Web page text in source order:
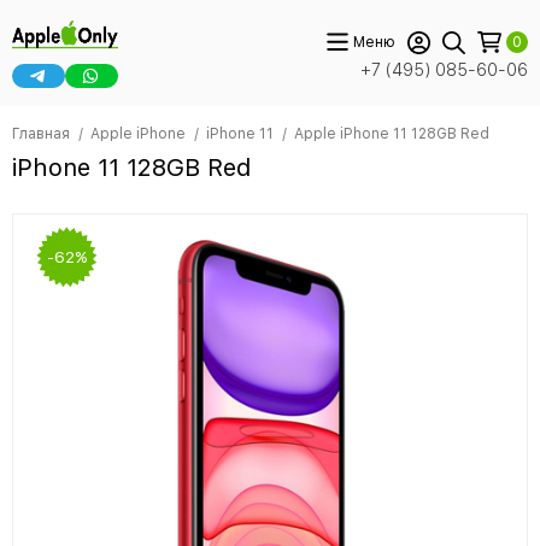
+7 (495) 085-60-06
Меню 0
Главная Apple iPhone iPhone 11 Apple iPhone 11 128GB Red
iPhone 11 128GB Red
-62%